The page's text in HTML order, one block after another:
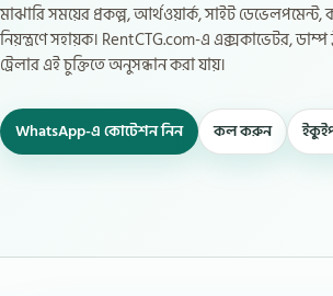
মাঝারি সময়ের প্রকল্প, আর্থওয়ার্ক, সাইট ডেভেলপমেন্ট,
নিয়ন্ত্রণে সহায়ক। RentCTG.com-এ এক্সকাভেটর,
ট্রেলার এই চুক্তিতে অনুসন্ধান করা যায়।
WhatsApp-এ কোটেশন নিন কল করুন